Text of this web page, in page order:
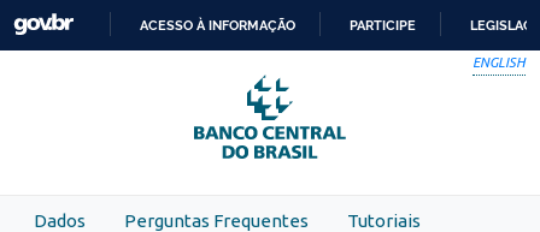
Skip to main content
PARA
O
CONTEÚDO
ACESSO À INFORMAÇÃO PARTICIPE
ENGLISH
Dados Perguntas Frequentes Tutoriais